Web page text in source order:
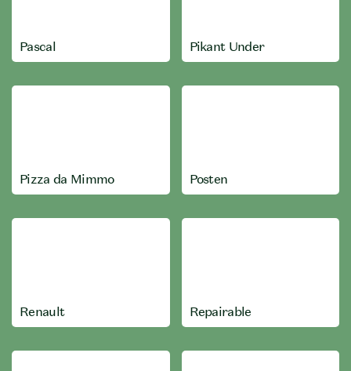
Pascal Pikant Under
Pizza da Mimmo Posten
Renault Repairable